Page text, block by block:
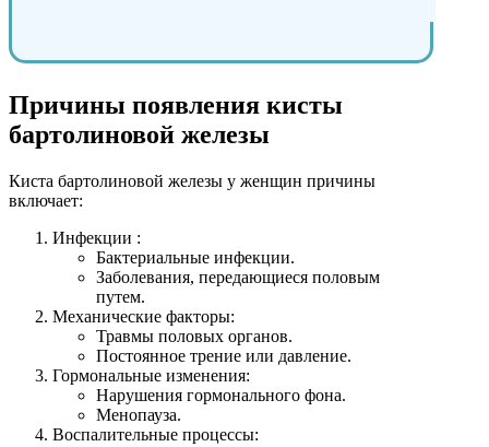
Причины появления кисты
бартолиновой железы
Киста бартолиновой железы у женщин причины
включает:
Инфекции :
Бактериальные инфекции.
Заболевания, передающиеся половым
путем.
Механические факторы:
Травмы половых органов.
Постоянное трение или давление.
Гормональные изменения:
Нарушения гормонального фона.
Менопауза.
Воспалительные процессы: